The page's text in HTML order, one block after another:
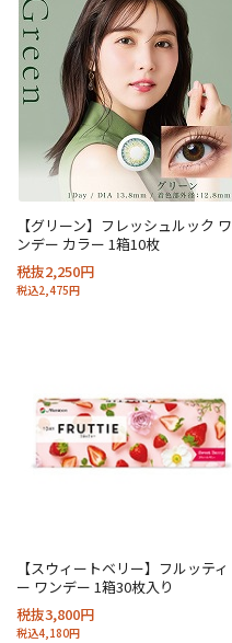
【グリーン】フレッシュルック ワ
ンデー カラー 1箱10枚
税抜2,250円
税込2,475円
【スウィートベリー】フルッティ
ー ワンデー 1箱30枚入り
税抜3,800円
税込4,180円